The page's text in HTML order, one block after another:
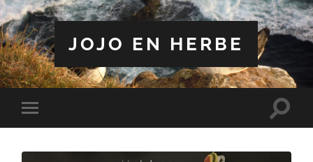
JOJO EN HERBE
Toggle
mobile
Toggle